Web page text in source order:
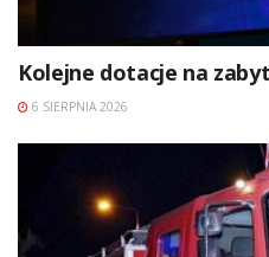
Kolejne dotacje na
6 SIERPNIA 2026